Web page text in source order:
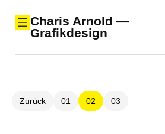
Zum
Inhalt
Charis Arnold —
Grafikdesign
Zurück 01 02 03